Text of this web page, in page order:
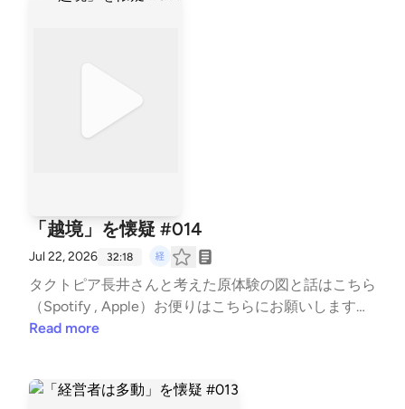
「越境」を懐疑 #014
Jul 22, 2026 32:18
タクトピア長井さんと考えた原体験の図と話はこちら
（Spotify , Apple）お便りは⁠⁠⁠⁠⁠⁠⁠⁠⁠⁠⁠⁠こちら⁠⁠⁠⁠⁠⁠⁠⁠⁠⁠⁠⁠にお願いします！
感想は #経営懐疑 とつけてXでもぜひ！
Read more